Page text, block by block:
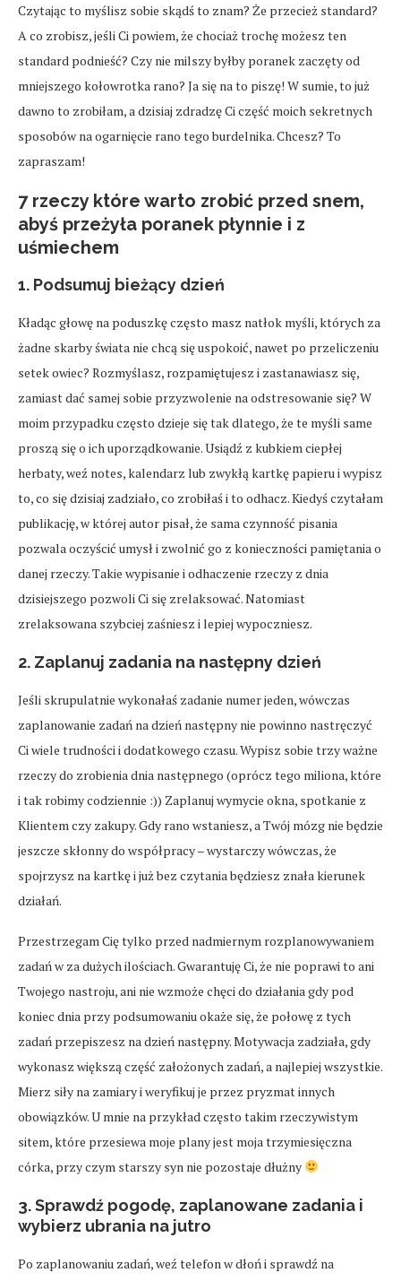
Czytając to myślisz sobie skądś to znam? Że przecież standard?
A co zrobisz, jeśli Ci powiem, że chociaż trochę możesz ten
standard podnieść? Czy nie milszy byłby poranek zaczęty od
mniejszego kołowrotka rano? Ja się na to piszę! W sumie, to już
dawno to zrobiłam, a dzisiaj zdradzę Ci część moich sekretnych
sposobów na ogarnięcie rano tego burdelnika. Chcesz? To
zapraszam!
7 rzeczy które warto zrobić przed snem,
abyś przeżyła poranek płynnie i z
uśmiechem
1. Podsumuj bieżący dzień
Kładąc głowę na poduszkę często masz natłok myśli, których za
żadne skarby świata nie chcą się uspokoić, nawet po przeliczeniu
setek owiec? Rozmyślasz, rozpamiętujesz i zastanawiasz się,
zamiast dać samej sobie przyzwolenie na odstresowanie się? W
moim przypadku często dzieje się tak dlatego, że te myśli same
proszą się o ich uporządkowanie. Usiądź z kubkiem ciepłej
herbaty, weź notes, kalendarz lub zwykłą kartkę papieru i wypisz
to, co się dzisiaj zadziało, co zrobiłaś i to odhacz. Kiedyś czytałam
publikację, w której autor pisał, że sama czynność pisania
pozwala oczyścić umysł i zwolnić go z konieczności pamiętania o
danej rzeczy. Takie wypisanie i odhaczenie rzeczy z dnia
dzisiejszego pozwoli Ci się zrelaksować. Natomiast
zrelaksowana szybciej zaśniesz i lepiej wypoczniesz.
2. Zaplanuj zadania na następny dzień
Jeśli skrupulatnie wykonałaś zadanie numer jeden, wówczas
zaplanowanie zadań na dzień następny nie powinno nastręczyć
Ci wiele trudności i dodatkowego czasu. Wypisz sobie trzy ważne
rzeczy do zrobienia dnia następnego (oprócz tego miliona, które
i tak robimy codziennie :)) Zaplanuj wymycie okna, spotkanie z
Klientem czy zakupy. Gdy rano wstaniesz, a Twój mózg nie będzie
jeszcze skłonny do współpracy – wystarczy wówczas, że
spojrzysz na kartkę i już bez czytania będziesz znała kierunek
działań.
Przestrzegam Cię tylko przed nadmiernym rozplanowywaniem
zadań w za dużych ilościach. Gwarantuję Ci, że nie poprawi to ani
Twojego nastroju, ani nie wzmoże chęci do działania gdy pod
koniec dnia przy podsumowaniu okaże się, że połowę z tych
zadań przepiszesz na dzień następny. Motywacja zadziała, gdy
wykonasz większą część założonych zadań, a najlepiej wszystkie.
Mierz siły na zamiary i weryfikuj je przez pryzmat innych
obowiązków. U mnie na przykład często takim rzeczywistym
sitem, które przesiewa moje plany jest moja trzymiesięczna
córka, przy czym starszy syn nie pozostaje dłużny
3. Sprawdź pogodę, zaplanowane zadania i
wybierz ubrania na jutro
Po zaplanowaniu zadań, weź telefon w dłoń i sprawdź na